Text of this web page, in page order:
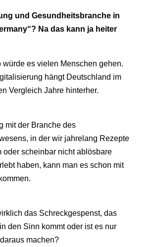
und Gesundheitsbranche in
Na das kann ja heiter
würde es vielen Menschen gehen.
hängt Deutschland im
Vergleich Jahre hinterher.
mit der Branche des
in der wir jahrelang Rezepte
oder scheinbar nicht ablösbare
haben, kann man es schon mit
das Schreckgespenst, das
den Sinn kommt oder ist es nur
machen?